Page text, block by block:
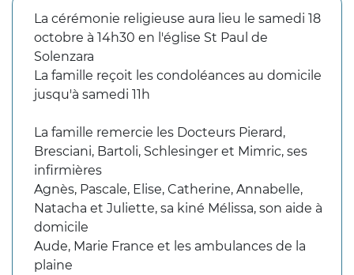
La cérémonie religieuse aura lieu le samedi 18
octobre à 14h30 en l'église St Paul de
Solenzara
La famille reçoit les condoléances au domicile
jusqu'à samedi 11h
La famille remercie les Docteurs Pierard,
Bresciani, Bartoli, Schlesinger et Mimric, ses
infirmières
Agnès, Pascale, Elise, Catherine, Annabelle,
Natacha et Juliette, sa kiné Mélissa, son aide à
domicile
Aude, Marie France et les ambulances de la
plaine